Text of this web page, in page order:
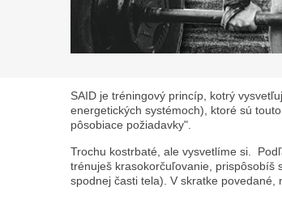
SAID je tréningový princíp, kotrý
energetických systémoch), ktoré sú
pôsobiace požiadavky".
Trochu kostrbaté, ale vysvetlíme si.
trénuješ krasokorčuľovanie, prispôsobíš
spodnej časti tela). V skratke povedané,